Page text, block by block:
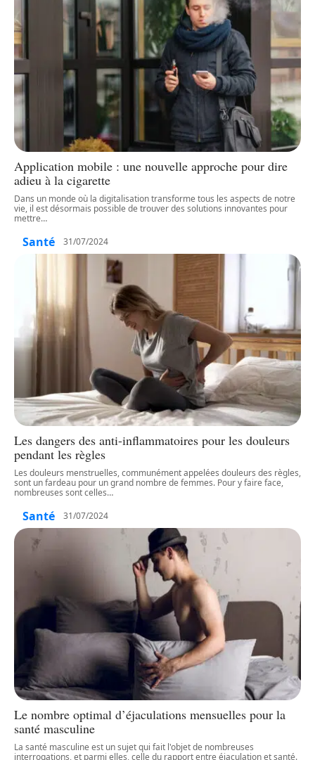
Application mobile : une nouvelle approche pour dire
adieu à la cigarette
Dans un monde où la digitalisation transforme tous les aspects de notre
vie, il est désormais possible de trouver des solutions innovantes pour
mettre…
Santé 31/07/2024
Les dangers des anti-inflammatoires pour les douleurs
pendant les règles
Les douleurs menstruelles, communément appelées douleurs des règles,
sont un fardeau pour un grand nombre de femmes. Pour y faire face,
nombreuses sont celles…
Santé 31/07/2024
Le nombre optimal d’éjaculations mensuelles pour la
santé masculine
La santé masculine est un sujet qui fait l'objet de nombreuses
interrogations, et parmi elles, celle du rapport entre éjaculation et santé.